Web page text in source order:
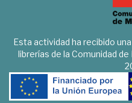
Esta actividad ha recibido
librerías de la Comunidad